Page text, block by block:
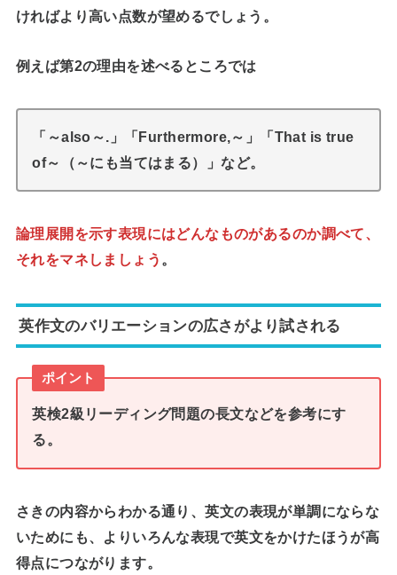
ければより高い点数が望めるでしょう。
例えば第2の理由を述べるところでは
「～also～.」「Furthermore,～」「That is true
of～（～にも当てはまる）」など。
論理展開を示す表現にはどんなものがあるのか調べて、
それをマネしましょう 。
英作文のバリエーションの広さがより試される
ポイント
英検2級リーディング問題の長文などを参考にす
る。
さきの内容からわかる通り、英文の表現が単調にならな
いためにも、よりいろんな表現で英文をかけたほうが高
得点につながります。